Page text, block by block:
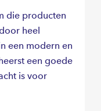
Als
controleren en
geleverd,
kan
die producten
heel
een modern en
een goede
is voor